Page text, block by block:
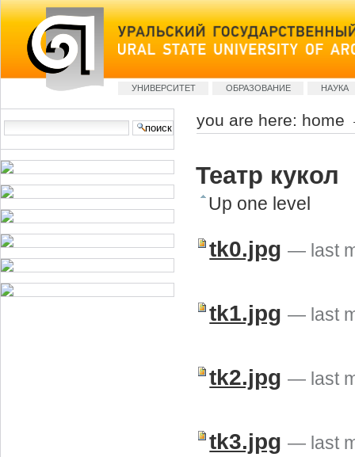
Skip
to
content
Sections
УНИВЕРСИТЕТ ОБРАЗОВАНИЕ НАУКА
search…
you are here: home
Театр кукол
Up one level
tk0.jpg — last
tk1.jpg — last
tk2.jpg — last
tk3.jpg — last